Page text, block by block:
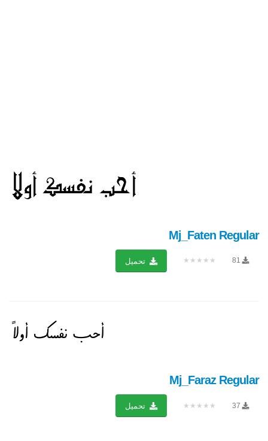
Mj_Faten Regular
81
★★★★★ تحميل
Mj_Faraz Regular
37
★★★★★ تحميل